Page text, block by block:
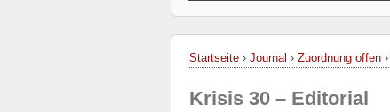
Startseite › Journal › Zuordnung offen ›
Krisis 30 – Editorial